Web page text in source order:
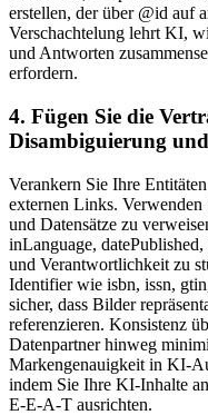
erstellen, der über @id auf
Verschachtelung lehrt KI,
und Antworten
erfordern.
4. Fügen Sie die
Disambiguierung
Verankern Sie Ihre
externen Links.
und Datensätze zu
inLanguage,
und Verantwortlichkeit zu
Identifier wie isbn, issn,
sicher, dass Bilder
referenzieren. Konsistenz
Datenpartner hinweg
Markengenauigkeit in KI-
indem Sie Ihre KI-Inhalte
E-E-A-T ausrichten.